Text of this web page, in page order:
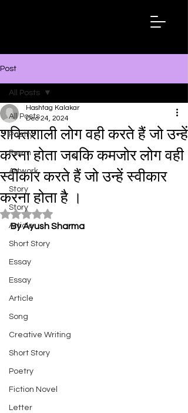
Post
All Posts
Poetry
Poem
Artwork
Story
Story
Article
Short Story
Essay
Essay
Article
Song
Creative Writing
Short Story
Poetry
Fiction Novel
Letter
All Posts
शक्तिशाली लोग वही करते हैं जो उन्हें
करना होता जबकि कमजोर लोग वही
स्वीकार करते हैं जो उन्हें स्वीकार
करना होता है ।
Hashtag Kalakar
Dec 24, 2024
Rated NaN out of 5 stars.
By Ayush Sharma